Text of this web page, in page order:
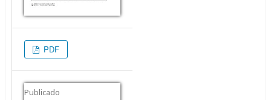
PDF
Publicado